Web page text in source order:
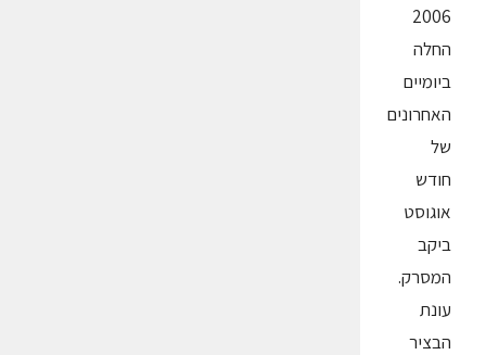
2006
החלה
ביומיים
האחרונים
של
חודש
אוגוסט
ביקב
המסרק.
עונת
הבציר